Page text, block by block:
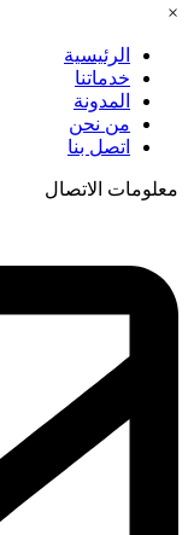
×
الرئيسية
خدماتنا
المدونة
من نحن
اتصل بنا
معلومات الاتصال